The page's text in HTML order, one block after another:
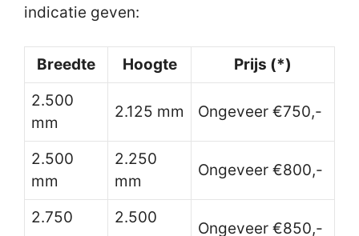
indicatie geven:
Breedte Hoogte
Prijs (*)
2.500
mm
2.125 mm Ongeveer €750,-
2.500
mm
2.250
mm
Ongeveer €800,-
2.750
2.500
Ongeveer €850,-